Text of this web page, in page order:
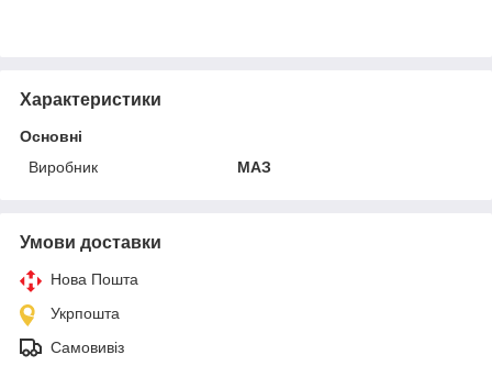
Характеристики
Основні
Виробник
МАЗ
Умови доставки
Нова Пошта
Укрпошта
Самовивіз